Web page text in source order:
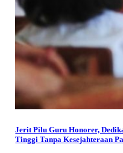
Jerit Pilu Guru Honorer,
Tinggi Tanpa Kesejahteraan